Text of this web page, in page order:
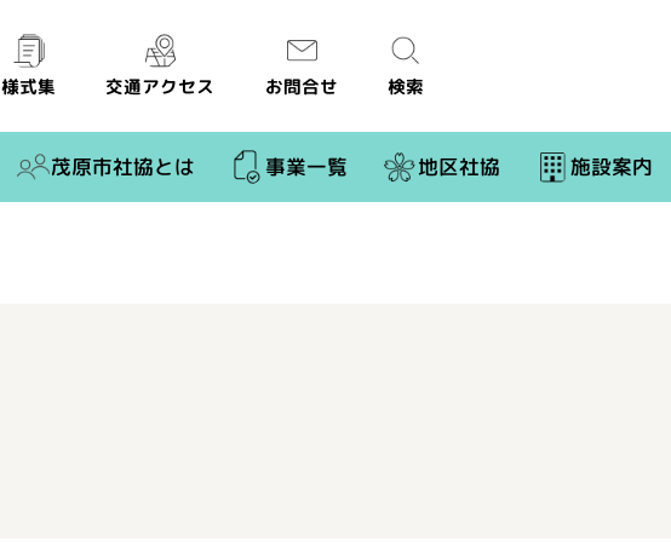
様式集 交通アクセス お問合せ 検索
茂原市社協とは 事業一覧 地区社協 施設案内